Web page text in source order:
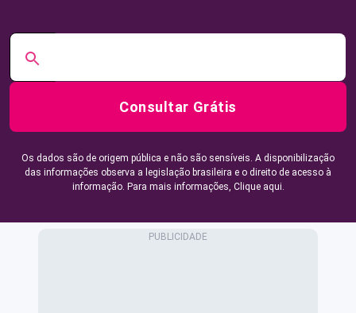
Consultar Grátis
Os dados são de origem pública e não são sensíveis. A disponibilização
das informações observa a legislação brasileira e o direito de acesso à
informação. Para mais informações, Clique aqui.